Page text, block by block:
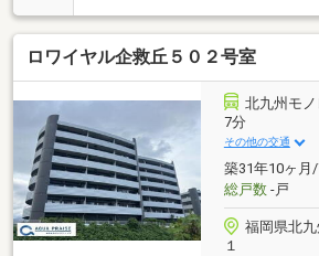
ン完成♪綺麗な住まいで新生活を
〇駐車場は2台確保済み♪（敷地
済。現地にてご確認ください）〇
ト完備。収納力が高く、荷物の
りです♪〇モノレールとJRの2路
園近隣の緑豊かな住環境♪〇企救
500ｍ）♪守恒中まで徒歩31分（約
買・リフォームのことなら【よし
下さい！！
ロワイヤル企救丘５０２号室
北九州モ
7分
その他の交通
築31年10ヶ月
総戸数-戸
福岡県北
１